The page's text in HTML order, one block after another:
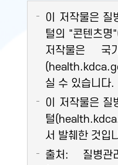
이 저작물은 질
털의 "콘텐츠명
저작물은 국
실 수 있습니다.
이 저작물은 질
털
서 발췌한 것입
출처: 질병관